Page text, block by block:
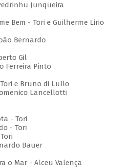
Junqueira
Bem - Tori e Guilherme Lirio
Bernardo
Gil
Ferreira Pinto
e Bruno di Lullo
Lancellotti
- Tori
- Tori
Bauer
o Mar - Alceu Valença